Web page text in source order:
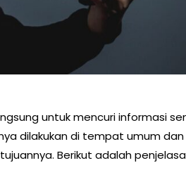
untuk mencuri informasi
dilakukan di tempat umum
Berikut adalah